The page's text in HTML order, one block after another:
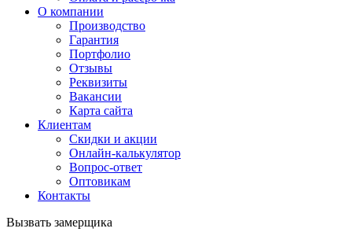
О компании
Производство
Гарантия
Портфолио
Отзывы
Реквизиты
Вакансии
Карта сайта
Клиентам
Скидки и акции
Онлайн-калькулятор
Вопрос-ответ
Оптовикам
Контакты
Вызвать замерщика